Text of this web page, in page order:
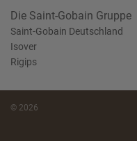
Die Saint-Gobain Gruppe
Saint-Gobain Deutschland
Isover
Rigips
© 2026